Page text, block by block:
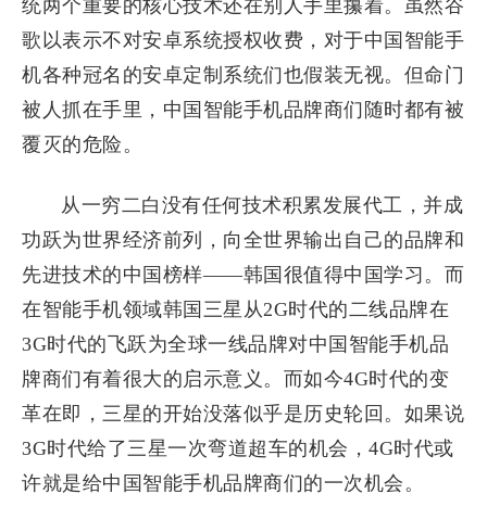
统两个重要的核心技术还在别人手里攥着。虽然谷
歌以表示不对安卓系统授权收费，对于中国智能手
机各种冠名的安卓定制系统们也假装无视。但命门
被人抓在手里，中国智能手机品牌商们随时都有被
覆灭的危险。
从一穷二白没有任何技术积累发展代工，并成
功跃为世界经济前列，向全世界输出自己的品牌和
先进技术的中国榜样——韩国很值得中国学习。而
在智能手机领域韩国三星从2G时代的二线品牌在
3G时代的飞跃为全球一线品牌对中国智能手机品
牌商们有着很大的启示意义。而如今4G时代的变
革在即，三星的开始没落似乎是历史轮回。如果说
3G时代给了三星一次弯道超车的机会，4G时代或
许就是给中国智能手机品牌商们的一次机会。